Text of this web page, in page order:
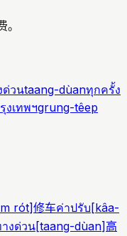
ด่วนtaang-dùanทุกครั้ง
งเทพฯgrung-têep
rót]修车ค่าปรับ[kâa-
งด่วน[taang-dùan]高